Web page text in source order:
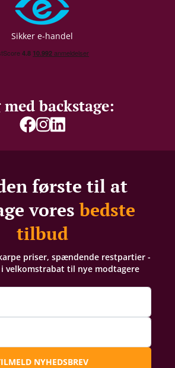
Sikker e-handel
med backstage:
første til at
voresbedste
tilbud
priser, spændende restpartier -
i velkomstrabat til nye modtagere
NYHEDSBREV